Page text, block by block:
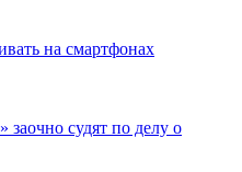
на смартфонах
заочно судят по делу о